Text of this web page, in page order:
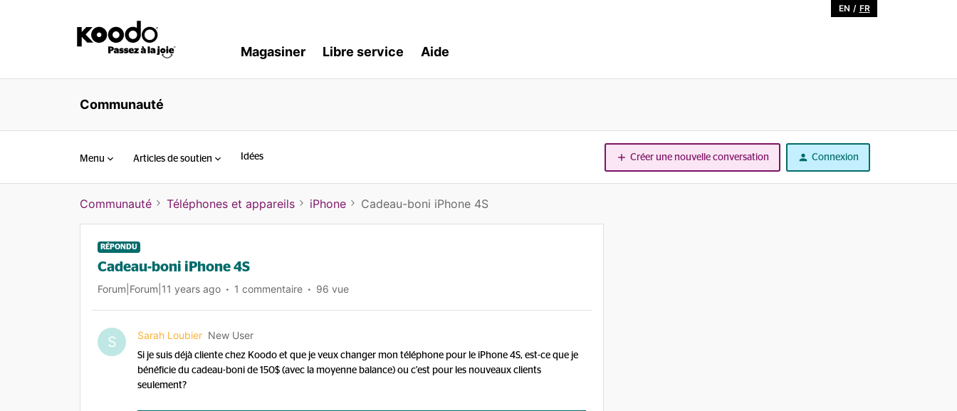
EN / FR
Magasiner Libre service Aide
Communauté
Menu Articles de soutien Idées Créer une nouvelle conversation Connexion
Communauté Téléphones et appareils iPhone Cadeau-boni iPhone 4S
RÉPONDU
Cadeau-boni iPhone 4S
Forum|Forum|11 years ago 1 commentaire 96 vue
S Sarah Loubier New User
Si je suis déjà cliente chez Koodo et que je veux changer mon téléphone pour le iPhone 4S, est-ce que je
bénéficie du cadeau-boni de 150$ (avec la moyenne balance) ou c'est pour les nouveaux clients
seulement?